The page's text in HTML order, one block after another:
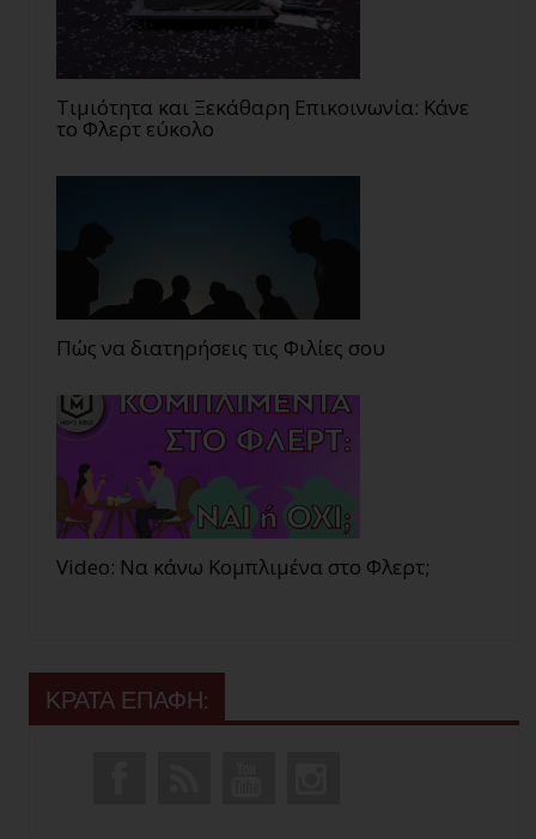
Τιμιότητα και Ξεκάθαρη Επικοινωνία: Κάνε
το Φλερτ εύκολο
Πώς να διατηρήσεις τις Φιλίες σου
Video: Να κάνω Κομπλιμένα στο Φλερτ;
ΚΡΑΤΑ ΕΠΑΦΗ: